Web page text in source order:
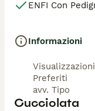
salute.
comprendano il
Grazie a chi
benessere dei
ENFI Con
Informazioni
Visualizzazioni
Preferiti
avv. Tipo
Cucciolata